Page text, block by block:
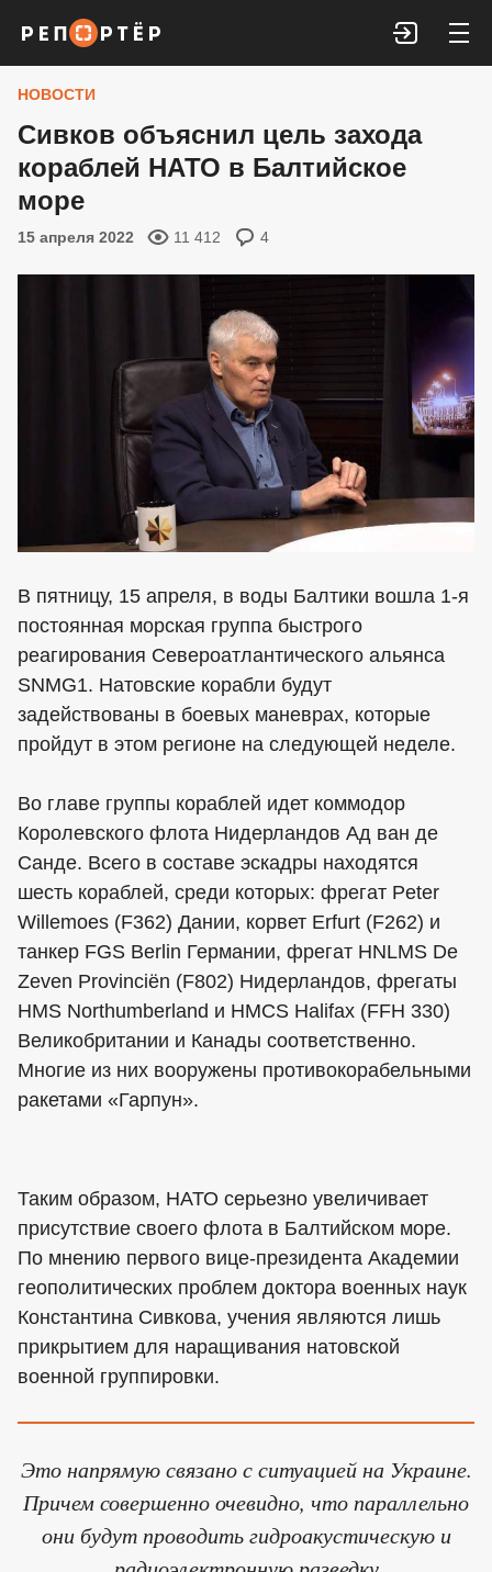
Войти
НОВОСТИ
Сивков объяснил цель захода
кораблей НАТО в Балтийское
море
15 апреля 2022 11 412 4
В пятницу, 15 апреля, в воды Балтики вошла 1-я
постоянная морская группа быстрого
реагирования Североатлантического альянса
SNMG1. Натовские корабли будут
задействованы в боевых маневрах, которые
пройдут в этом регионе на следующей неделе.
Во главе группы кораблей идет коммодор
Королевского флота Нидерландов Ад ван де
Санде. Всего в составе эскадры находятся
шесть кораблей, среди которых: фрегат Peter
Willemoes (F362) Дании, корвет Erfurt (F262) и
танкер FGS Berlin Германии, фрегат HNLMS De
Zeven Provinciën (F802) Нидерландов, фрегаты
HMS Northumberland и HMCS Halifax (FFH 330)
Великобритании и Канады соответственно.
Многие из них вооружены противокорабельными
ракетами «Гарпун».
Таким образом, НАТО серьезно увеличивает
присутствие своего флота в Балтийском море.
По мнению первого вице-президента Академии
геополитических проблем доктора военных наук
Константина Сивкова, учения являются лишь
прикрытием для наращивания натовской
военной группировки.
Это напрямую связано с ситуацией на Украине.
Причем совершенно очевидно, что параллельно
они будут проводить гидроакустическую и